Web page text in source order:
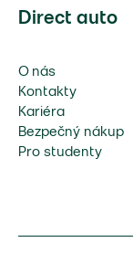
Direct auto
O nás
Kontakty
Kariéra
Bezpečný nákup
Pro studenty